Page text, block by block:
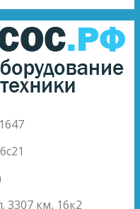
3307 км, 16к2